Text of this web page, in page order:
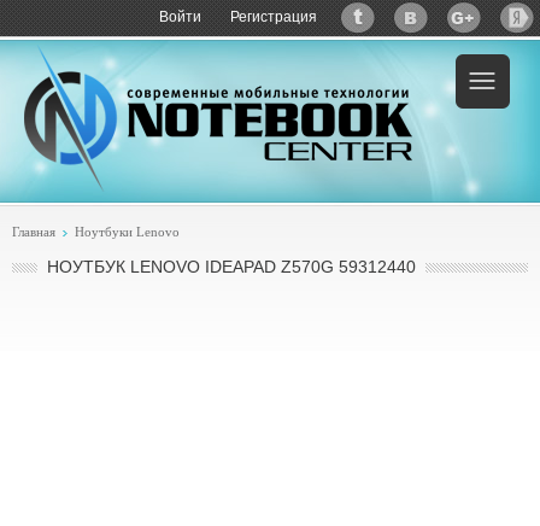
Войти Регистрация
Пример:купить Lenovo IdeaPad Z570G
Главная Ноутбуки Lenovo
НОУТБУК LENOVO IDEAPAD Z570G 59312440